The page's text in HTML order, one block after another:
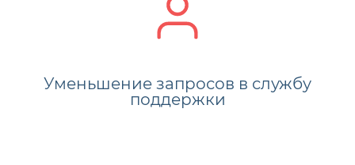
Уменьшение запросов в службу
поддержки